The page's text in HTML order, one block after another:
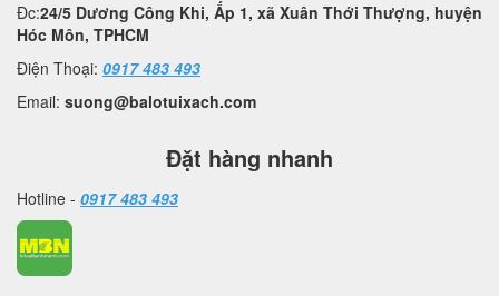
Đc:24/5 Dương Công Khi, Ấp 1, xã Xuân Thới Thượng, huyện
Hóc Môn, TPHCM
Điện Thoại: 0917 483 493
Email: suong@balotuixach.com
Đặt hàng nhanh
Hotline - 0917 483 493